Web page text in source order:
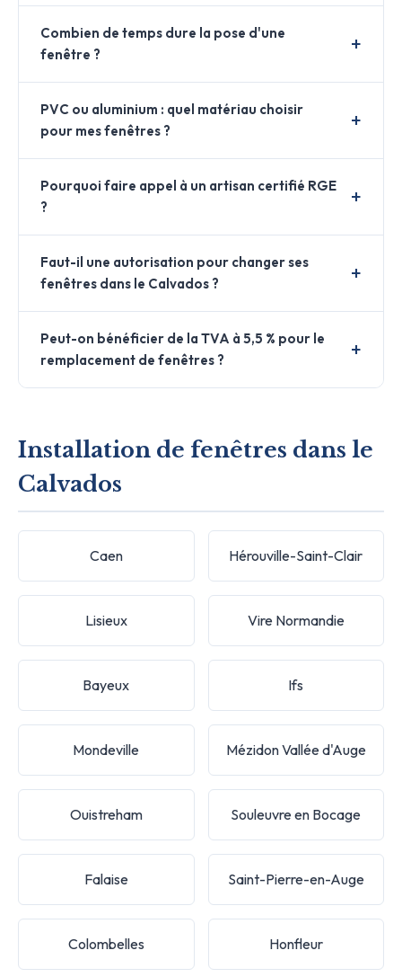
Combien de temps dure la pose d'une
fenêtre ?
PVC ou aluminium : quel matériau choisir
pour mes fenêtres ?
Pourquoi faire appel à un artisan certifié RGE
?
Faut-il une autorisation pour changer ses
fenêtres dans le Calvados ?
Peut-on bénéficier de la TVA à 5,5 % pour le
remplacement de fenêtres ?
Installation de fenêtres dans le
Calvados
Caen Hérouville-Saint-Clair
Lisieux Vire Normandie
Bayeux Ifs
Mondeville Mézidon Vallée d'Auge
Ouistreham Souleuvre en Bocage
Falaise Saint-Pierre-en-Auge
Colombelles Honfleur